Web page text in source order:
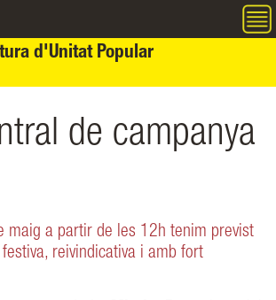
d'Unitat Popular
de campanya
maig a partir de les 12h tenim previst
reivindicativa i amb fort